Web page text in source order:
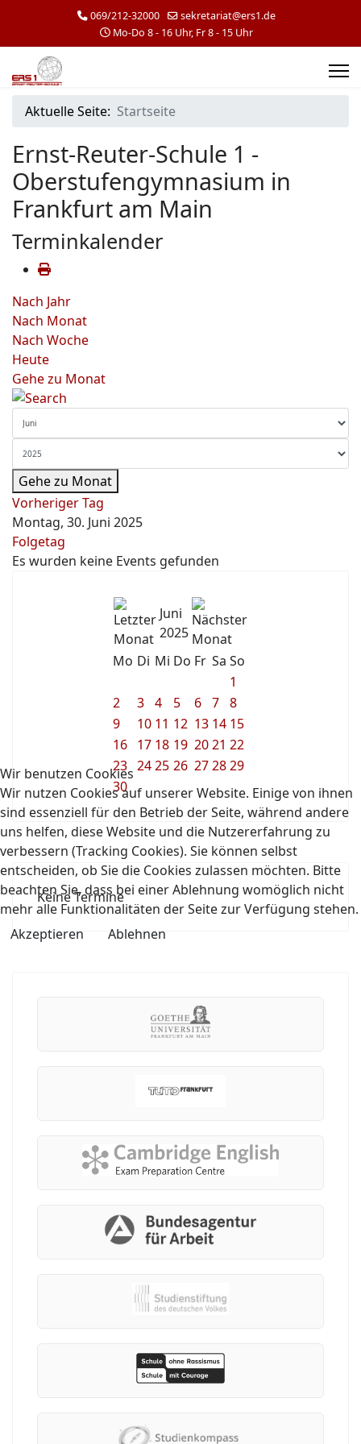
069/212-32000
sekretariat@ers1.de
Mo-Do 8 - 16 Uhr, Fr 8 - 15 Uhr
Aktuelle Seite: Startseite
Ernst-Reuter-Schule 1 -
Oberstufengymnasium in
Frankfurt am Main
Terminkalender
Nach Jahr
Nach Monat
Nach Woche
Heute
Gehe zu Monat
Gehe zu Monat
Vorheriger Tag
Montag, 30. Juni 2025
Folgetag
Es wurden keine Events gefunden
Juni
2025
Mo Di Mi Do Fr Sa So
1
2
3 4 5 6 7 8
9
10 11 12 13 14 15
16 17 18 19 2021 22
23 2425 26 272829
30
Keine Termine
Wir benutzen Cookies
Wir nutzen Cookies auf unserer Website. Einige von ihnen
sind essenziell für den Betrieb der Seite, während andere
uns helfen, diese Website und die Nutzererfahrung zu
verbessern (Tracking Cookies). Sie können selbst
entscheiden, ob Sie die Cookies zulassen möchten. Bitte
beachten Sie, dass bei einer Ablehnung womöglich nicht
mehr alle Funktionalitäten der Seite zur Verfügung stehen.
Akzeptieren
Ablehnen